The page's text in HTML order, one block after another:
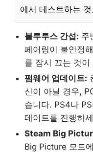
에서 테스트하는
블루투스 간섭: 주
페어링이 불안정
를 잠시 끄는 것
펌웨어 업데이트:
신이 아닐 경우,
습니다. PS4나
데이트를 진행하
Steam Big
Big Picture 모드